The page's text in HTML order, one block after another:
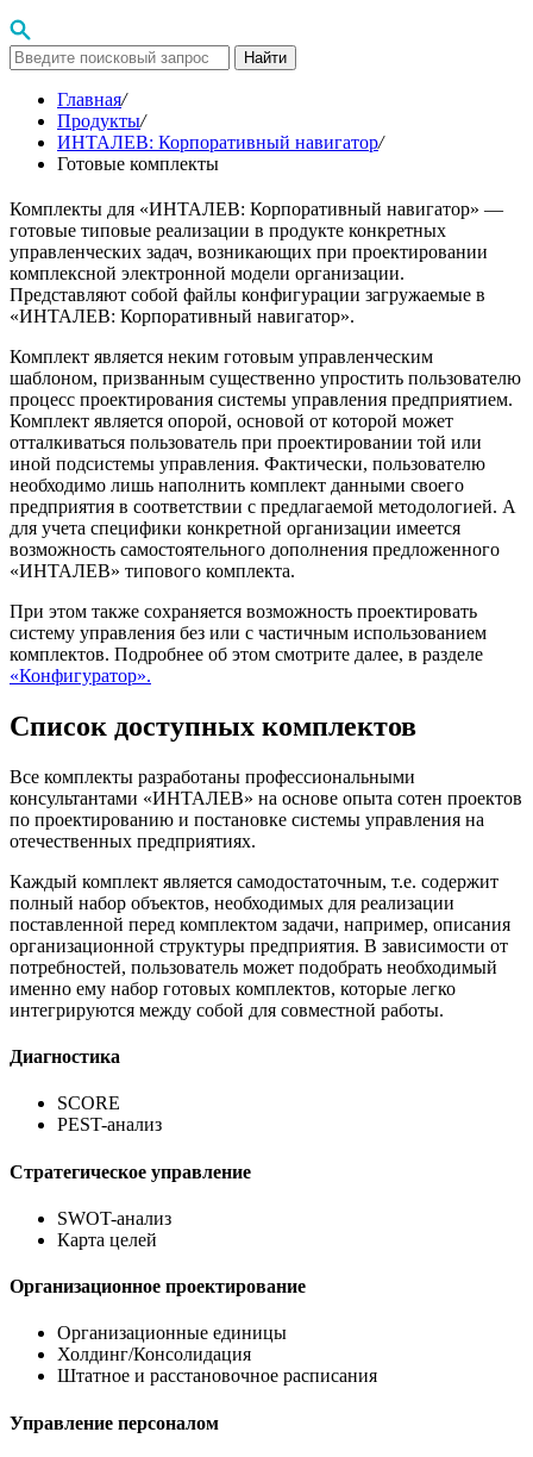
Найти
Главная/
Продукты/
ИНТАЛЕВ: Корпоративный навигатор/
Готовые комплекты
Комплекты для «ИНТАЛЕВ: Корпоративный навигатор» —
готовые типовые реализации в продукте конкретных
управленческих задач, возникающих при проектировании
комплексной электронной модели организации.
Представляют собой файлы конфигурации загружаемые в
«ИНТАЛЕВ: Корпоративный навигатор».
Комплект является неким готовым управленческим
шаблоном, призванным существенно упростить пользователю
процесс проектирования системы управления предприятием.
Комплект является опорой, основой от которой может
отталкиваться пользователь при проектировании той или
иной подсистемы управления. Фактически, пользователю
необходимо лишь наполнить комплект данными своего
предприятия в соответствии с предлагаемой методологией. А
для учета специфики конкретной организации имеется
возможность самостоятельного дополнения предложенного
«ИНТАЛЕВ» типового комплекта.
При этом также сохраняется возможность проектировать
систему управления без или с частичным использованием
комплектов. Подробнее об этом смотрите далее, в разделе
«Конфигуратор».
Список доступных комплектов
Все комплекты разработаны профессиональными
консультантами «ИНТАЛЕВ» на основе опыта сотен проектов
по проектированию и постановке системы управления на
отечественных предприятиях.
Каждый комплект является самодостаточным, т.е. содержит
полный набор объектов, необходимых для реализации
поставленной перед комплектом задачи, например, описания
организационной структуры предприятия. В зависимости от
потребностей, пользователь может подобрать необходимый
именно ему набор готовых комплектов, которые легко
интегрируются между собой для совместной работы.
Диагностика
SCORE
PEST-анализ
Стратегическое управление
SWOT-анализ
Карта целей
Организационное проектирование
Организационные единицы
Холдинг/Консолидация
Штатное и расстановочное расписания
Управление персоналом